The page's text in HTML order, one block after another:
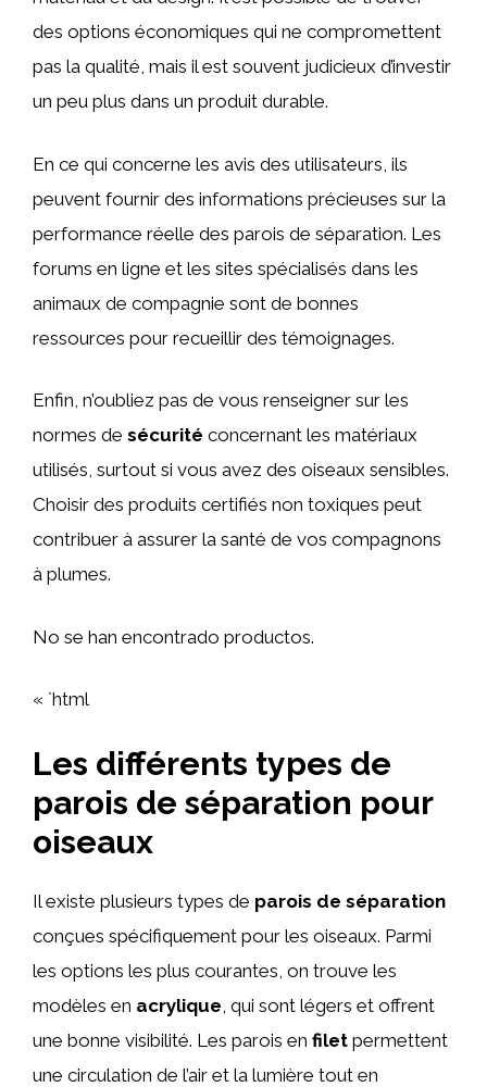
des options économiques qui ne compromettent
pas la qualité, mais il est souvent judicieux d’investir
un peu plus dans un produit durable.
En ce qui concerne les avis des utilisateurs, ils
peuvent fournir des informations précieuses sur la
performance réelle des parois de séparation. Les
forums en ligne et les sites spécialisés dans les
animaux de compagnie sont de bonnes
ressources pour recueillir des témoignages.
Enfin, n’oubliez pas de vous renseigner sur les
normes de sécurité concernant les matériaux
utilisés, surtout si vous avez des oiseaux sensibles.
Choisir des produits certifiés non toxiques peut
contribuer à assurer la santé de vos compagnons
à plumes.
No se han encontrado productos.
« `html
Les différents types de
parois de séparation pour
oiseaux
Il existe plusieurs types de parois de séparation
conçues spécifiquement pour les oiseaux. Parmi
les options les plus courantes, on trouve les
modèles en acrylique , qui sont légers et offrent
une bonne visibilité. Les parois en filet permettent
une circulation de l’air et la lumière tout en